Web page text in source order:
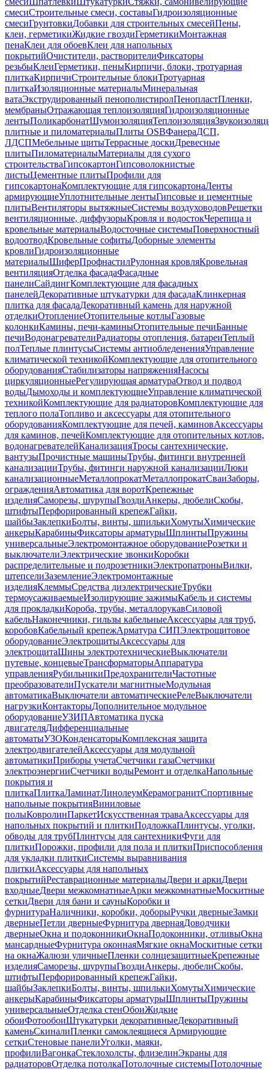
смесиСтроительные смеси, составыГидроизоляционные
смесиГрунтовкиДобавки для строительных смесейПены,
клеи, герметикиЖидкие гвоздиГерметикиМонтажная
пенаКлеи для обоевКлеи для напольных
покрытийОчистители, растворителиФиксаторы
резьбыКлеиГерметики, пеныКирпичи, блоки, тротуарная
плиткаКирпичиСтроительные блокиТротуарная
плиткаИзоляционные материалыМинеральная
ватаЭкструдированный пенополистиролПенопластПленки,
мембраныОтражающая теплоизоляцияГидроизоляционные
лентыПоликарбонатШумоизоляцияТеплоизоляция
плитные и пиломатериалыПлиты OSBФанераДСП,
ЛДСПМебельные щитыТеррасные доскиДревесные
плитыПиломатериалыМатериалы для сухого
строительстваГипсокартонГипсоволокнистые
листыЦементные плитыПрофили для
гипсокартонаКомплектующие для гипсокартонаЛенты
армирующиеУплотнительные лентыГипсовые и цементные
плитыВентиляторы вытяжныеСистемы воздуховодовРешетки
вентиляционные, диффузорыКровля и водостокЧерепица и
кровельные материалыВодосточные системыПоверхностный
водоотводКровельные софитыДоборные элементы
кровлиГидроизоляционные
материалыШиферПрофнастилРулонная кровляКровельная
вентиляцияОтделка фасадаФасадные
панелиСайдингКомплектующие для фасадных
панелейДекоративные штукатурки для фасадаКлинкерная
плитка для фасадаДекоративный камень для наружной
отделкиОтоплениеОтопительные котлыГазовые
колонкиКамины, печи-каминыОтопительные печиБанные
печиВодонагревателиРадиаторы отопления, батареиТеплый
полТеплые плинтусыСистемы антиобледененияУправление
климатической техникойКомплектующие для отопительного
оборудованияСтабилизаторы напряженияНасосы
циркуляционныеРегулирующая арматураОтвод и подвод
водыДымоходы и комплектующиеУправление климатической
техникойКомплектующие для радиаторовКомплектующие для
теплого полаТопливо и аксессуары для отопительного
оборудованияКомплектующие для печей, каминовАксессуары
для каминов, печейКомплектующие для отопительных котлов,
водонагревателейКанализацияТросы сантехнические,
вантузыПрочистные машиныТрубы, фитинги внутренней
канализацииТрубы, фитинги наружной канализацииЛюки
канализационныеМеталлопрокатМеталлопрокатСваиЗаборы,
огражденияАвтоматика для воротКрепежные
изделияСаморезы, шурупыГвоздиАнкеры, дюбелиСкобы,
штифтыПерфорированный крепежГайки,
шайбыЗаклепкиБолты, винты, шпилькиХомутыХимические
анкерыКарабиныФиксаторы арматурыШплинтыПружины
универсальныеЭлектромонтажное оборудованиеРозетки и
выключателиЭлектрические звонкиКоробки
распределительные и подрозетникиЭлектропатроныВилки,
штепселиЗаземлениеЭлектромонтажные
изделияКлеммыСредства диэлектрическиеТрубки
термоусаживаемыеИзолирующие зажимыКабель и системы
для прокладкиКороба, трубы, металлорукавСиловой
кабельНаконечники, гильзы кабельныеАксессуары для труб,
коробовКабельный крепежАрматура СИПЭлектрощитовое
оборудованиеЭлектрощитыАксессуары для
электрощитаШины электротехническиеВыключатели
путевые, концевыеТрансформаторыАппаратура
управленияРубильникиПредохранителиЧастотные
преобразователиПускатели магнитныеМодульная
автоматикаВыключатели автоматическиеРелеВыключатели
нагрузкиКонтакторыДополнительное модульное
оборудованиеУЗИПАвтоматика пуска
двигателяДифференциальные
автоматыУЗОКонденсаторыКомплексная защита
электродвигателейАксессуары для модульной
автоматикиПриборы учетаСчетчики газаСчетчики
электроэнергииСчетчики водыРемонт и отделкаНапольные
покрытия и
плиткаПлиткаЛаминатЛинолеумКерамогранитСпортивные
напольные покрытияВиниловые
полыКовролинПаркетИскусственная траваАксессуары для
напольных покрытий и плиткиПодложкаПлинтусы, уголки,
обводы для трубПлинтусы для сантехникиФуги для
плиткиПорожки, профили для пола и плиткиПриспособления
для укладки плиткиСистемы выравнивания
плиткиАксессуары для напольных
покрытийРеставрационные материалыДвери и аркиДвери
входныеДвери межкомнатныеАрки межкомнатныеМоскитные
сеткиДвери для бани и сауныКоробки и
фурнитураНаличники, коробки, доборыРучки дверныеЗамки
дверныеПетли дверныеФурнитура двернаяДоводчики
дверныеОкна и подоконникиОкнаПодоконники, отливыОкна
мансардныеФурнитура оконнаяМягкие окнаМоскитные сетки
на окнаЖалюзи уличныеПленки солнцезащитныеКрепежные
изделияСаморезы, шурупыГвоздиАнкеры, дюбелиСкобы,
штифтыПерфорированный крепежГайки,
шайбыЗаклепкиБолты, винты, шпилькиХомутыХимические
анкерыКарабиныФиксаторы арматурыШплинтыПружины
универсальныеОтделка стенОбоиЖидкие
обоиФотообоиШтукатурки декоративныеДекоративный
каменьСкиналиПленки самоклеящиеся Армирующие
сеткиСтеновые панелиУголки, маяки,
профилиВагонкаСтеклохолсты, флизелинЭкраны для
радиаторовОтделка потолкаПотолочные системыПотолочные